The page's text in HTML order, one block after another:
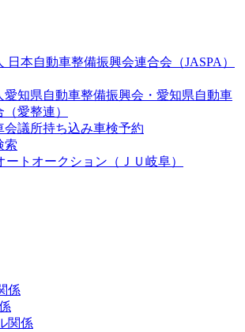
日本自動車整備振興会連合会（JASPA）
愛知県自動車整備振興会・愛知県自動車
愛整連）
会議所持ち込み車検予約
索
ートオークション（ＪＵ岐阜）
係
関係